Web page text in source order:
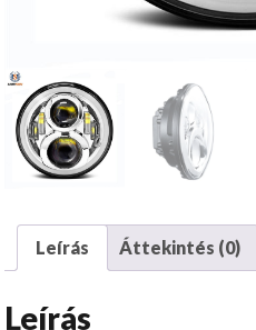
Leírás Áttekintés (0)
Leírás